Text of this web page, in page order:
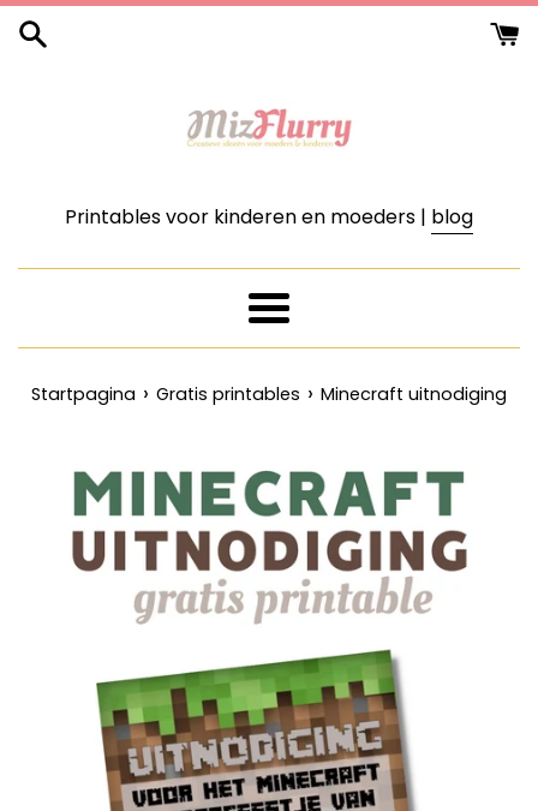
Meteen
naar
Printables voor kinderen en moeders | blog
Menu
Startpagina › Gratis printables › Minecraft uitnodiging